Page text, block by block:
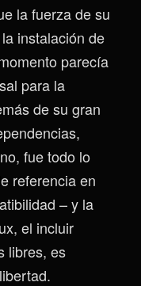
la fuerza de su
instalación de
parecía
para la
de su gran
fue todo lo
referencia en
– y la
el incluir
libres, es